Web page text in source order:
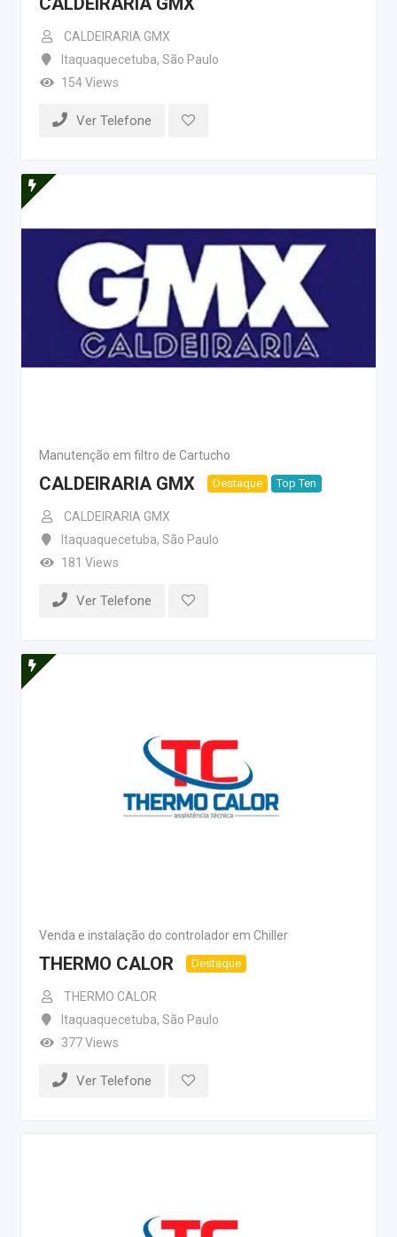
CALDEIRARIA GMX
Itaquaquecetuba, São Paulo
154 Views
Ver Telefone
Manutenção em filtro de Cartucho
CALDEIRARIA GMX Destaque Top Ten
CALDEIRARIA GMX
Itaquaquecetuba, São Paulo
181 Views
Ver Telefone
Venda e instalação do controlador em Chiller
THERMO CALOR Destaque
THERMO CALOR
Itaquaquecetuba, São Paulo
377 Views
Ver Telefone